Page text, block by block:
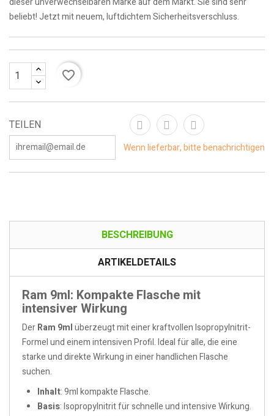
beliebt! Jetzt mit neuem, luftdichtem Sicherheitsverschluss.
favorite_border
TEILEN
Wenn lieferbar, bitte benachrichtigen
BESCHREIBUNG
ARTIKELDETAILS
Ram 9ml: Kompakte Flasche mit
intensiver Wirkung
DerRam 9mlüberzeugt mit einer kraftvollen Isopropylnitrit-
Formel und einem intensiven Profil. Ideal für alle, die eine
starke und direkte Wirkung in einer handlichen Flasche
suchen.
Inhalt: 9ml kompakte Flasche.
Basis: Isopropylnitrit für schnelle und intensive Wirkung.